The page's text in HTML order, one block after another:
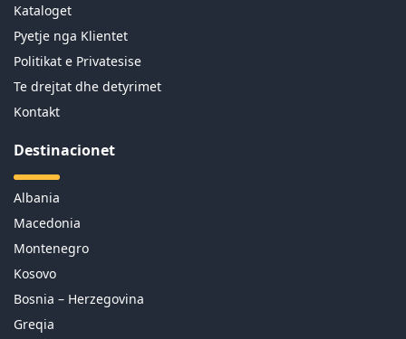
Kataloget
Pyetje nga Klientet
Politikat e Privatesise
Te drejtat dhe detyrimet
Kontakt
Destinacionet
Albania
Macedonia
Montenegro
Kosovo
Bosnia – Herzegovina
Greqia